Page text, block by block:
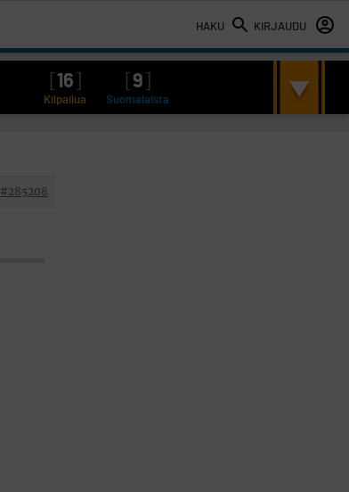
HAKU KIRJAUDU
16 9
Kilpailua Suomalaista
#285208